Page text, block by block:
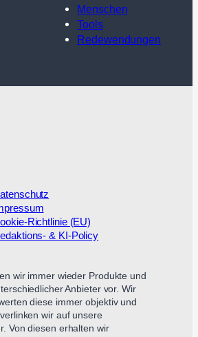
Menschen
Tools
Redewendungen
Richtlinie (EU)
& KI-Policy
wir immer wieder Produkte und
Anbieter vor. Wir
diese immer objektiv und
wir auf unsere
Von diesen erhalten wir